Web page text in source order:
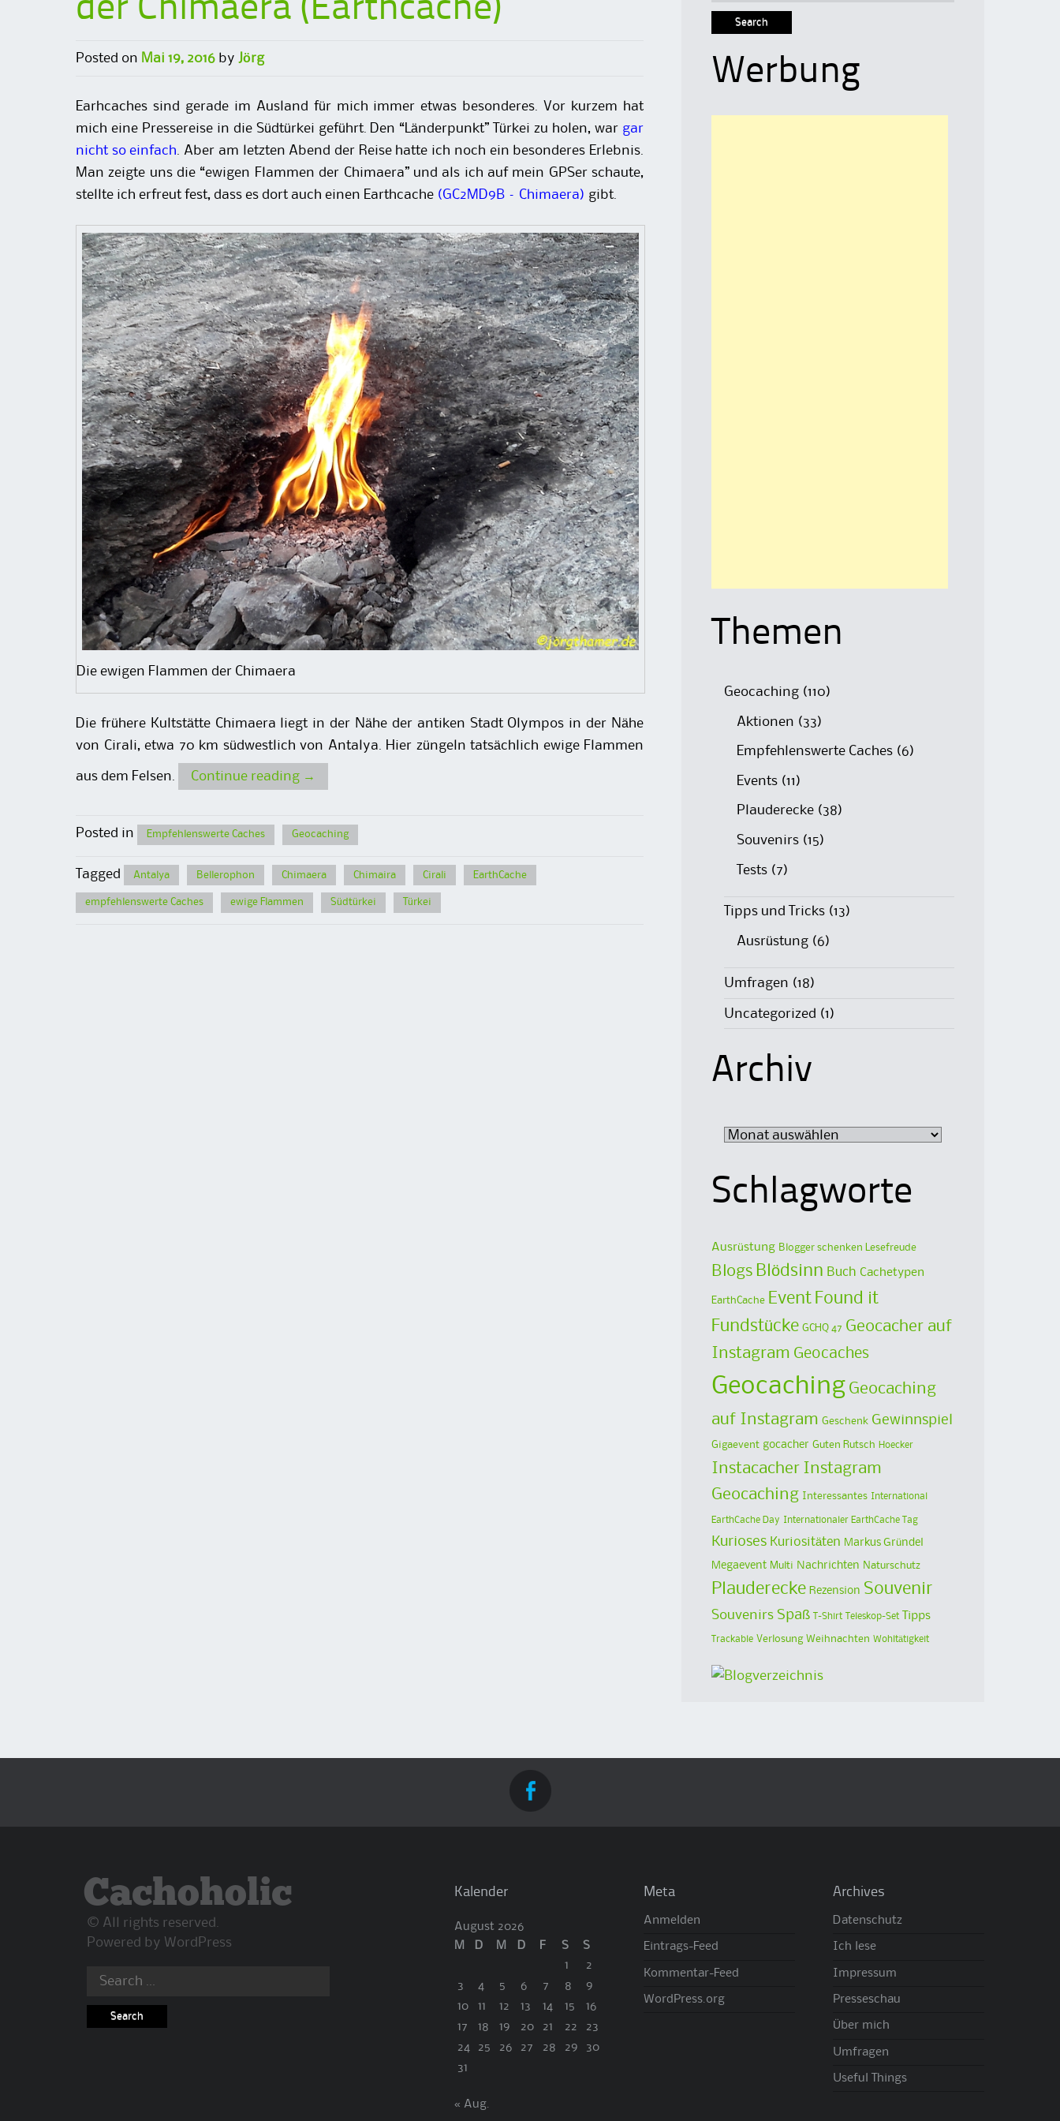
der Chimaera (Earthcache)
Posted on Mai 19, 2016 by Jörg
Earhcaches sind gerade im Ausland für mich immer etwas besonderes. Vor kurzem hat
mich eine Pressereise in die Südtürkei geführt. Den “Länderpunkt” Türkei zu holen, war gar
nicht so einfach. Aber am letzten Abend der Reise hatte ich noch ein besonderes Erlebnis.
Man zeigte uns die “ewigen Flammen der Chimaera” und als ich auf mein GPSer schaute,
stellte ich erfreut fest, dass es dort auch einen Earthcache (GC2MD9B – Chimaera) gibt.
Die ewigen Flammen der Chimaera
Die frühere Kultstätte Chimaera liegt in der Nähe der antiken Stadt Olympos in der Nähe
von Cirali, etwa 70 km südwestlich von Antalya. Hier züngeln tatsächlich ewige Flammen
aus dem Felsen. Continue reading →
Posted in Empfehlenswerte Caches Geocaching
Tagged Antalya Bellerophon Chimaera Chimaira Cirali EarthCache
empfehlenswerte Caches ewige Flammen Südtürkei Türkei
Werbung
Themen
Geocaching (110)
Aktionen (33)
Empfehlenswerte Caches (6)
Events (11)
Plauderecke (38)
Souvenirs (15)
Tests (7)
Tipps und Tricks (13)
Ausrüstung (6)
Umfragen (18)
Uncategorized (1)
Archiv
Archiv
Schlagworte
Ausrüstung Blogger schenken Lesefreude
Blogs Blödsinn Buch Cachetypen
EarthCache Event Found it
Fundstücke GCHQ 47 Geocacher auf
Instagram Geocaches
Geocaching Geocaching
auf Instagram Geschenk Gewinnspiel
Gigaevent gocacher Guten Rutsch Hoecker
Instacacher Instagram
Geocaching
Interessantes International
EarthCache Day Internationaler EarthCache Tag
Kurioses Kuriositäten Markus Gründel
Megaevent Multi Nachrichten Naturschutz
Plauderecke Rezension Souvenir
Souvenirs Spaß T-Shirt Teleskop-Set Tipps
Trackable Verlosung Weihnachten Wohltätigkeit
Cachoholic
© All rights reserved.
Powered by WordPress
Search
Kalender
August 2026
M
D M D F S
S
1
2
3
4 5 6 7 8
9
10
11 12 13 14 15
16
17
18 19 20 21 22
23
24
25 26 27 28 29
30
31
« Aug.
Meta
Anmelden
Eintrags-Feed
Kommentar-Feed
WordPress.org
Archives
Datenschutz
Ich lese
Impressum
Presseschau
Über mich
Umfragen
Useful Things